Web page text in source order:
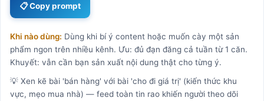
📋 Copy prompt
Khi nào dùng: Dùng khi bí ý content hoặc muốn cày một sản
phẩm ngon trên nhiều kênh. Ưu: đủ đạn đăng cả tuần từ 1 căn.
Khuyết: vẫn cần bạn sản xuất nội dung thật cho từng ý.
💡 Xen kẽ bài 'bán hàng' với bài 'cho đi giá trị' (kiến thức khu
vực, mẹo mua nhà) — feed toàn tin rao khiến người theo dõi